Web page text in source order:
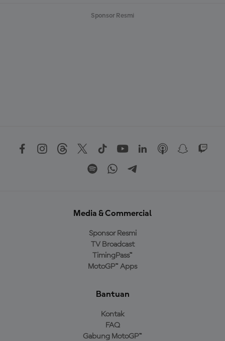
Sponsor Resmi
Media & Commercial
Sponsor Resmi
TV Broadcast
TimingPass™
MotoGP™ Apps
Bantuan
Kontak
FAQ
Gabung MotoGP™